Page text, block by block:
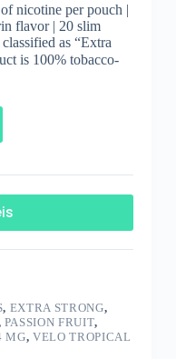
nicotine per pouch |
flavor | 20 slim
as “Extra
is 100% tobacco-
, EXTRA STRONG,
PASSION FRUIT,
MG,VELO TROPICAL